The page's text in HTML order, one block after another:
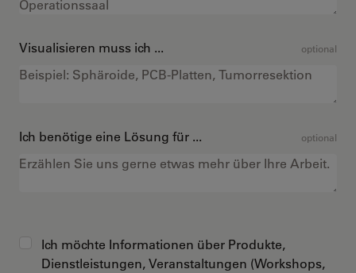
Visualisieren muss ich ... optional
Ich benötige eine Lösung für ... optional
Ich möchte Informationen über Produkte,
Dienstleistungen, Veranstaltungen (Workshops,